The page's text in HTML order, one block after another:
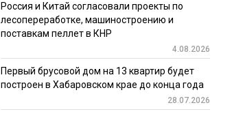
Россия и Китай согласовали проекты по
лесопереработке, машиностроению и
поставкам пеллет в КНР
4.08.2026
Первый брусовой дом на 13 квартир будет
построен в Хабаровском крае до конца года
28.07.2026